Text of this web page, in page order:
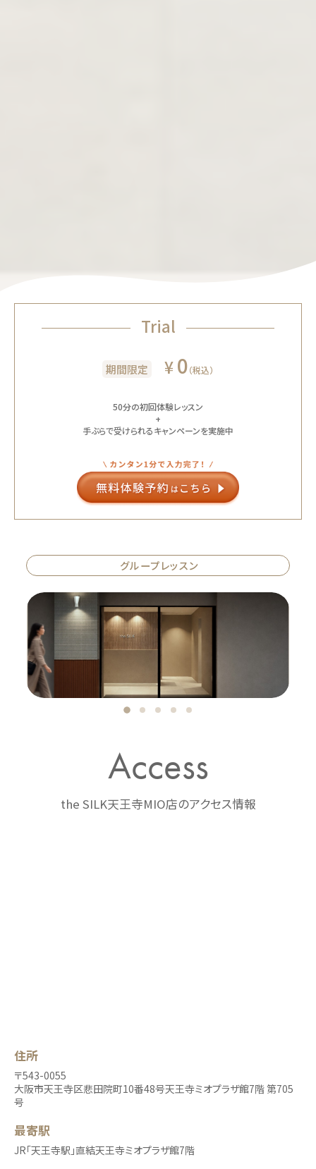
Trial
期間限定 ¥0（税込）
50分の初回体験レッスン
+
手ぶらで受けられるキャンペーンを実施中
グループレッスン
Access
the SILK天王寺MIO店のアクセス情報
住所
〒543-0055
大阪市天王寺区悲田院町10番48号天王寺ミオプラザ館7階 第705
号
最寄駅
JR「天王寺駅」直結天王寺ミオプラザ館7階